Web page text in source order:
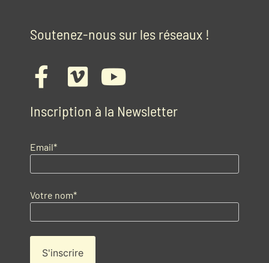
Soutenez-nous sur les réseaux !
Inscription à la Newsletter
Email*
Votre nom*